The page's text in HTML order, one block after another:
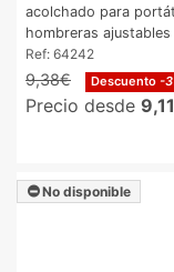
acolchado para
hombreras
Ref: 64242
9,38€ Descuento -
Precio desde 9,11
No disponible